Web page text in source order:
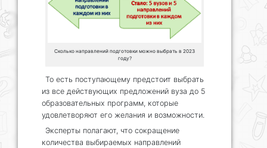
Сколько направлений подготовки можно выбрать в 2023
году?
То есть поступающему предстоит выбрать
из все действующих предложений вуза до 5
образовательных программ, которые
удовлетворяют его желания и возможности.
Эксперты полагают, что сокращение
количества выбираемых направлений